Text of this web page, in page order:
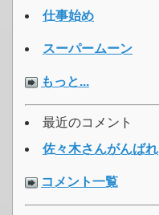
仕事始め
スーパームーン
もっと...
最近のコメント
佐々木さんがんばれ
コメント一覧